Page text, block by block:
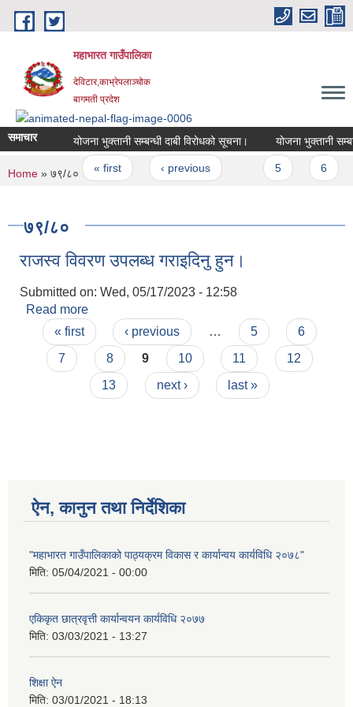
Skip to main content
महाभारत गाउँपालिका
देविटार,काभ्रेपलाञ्चोक
बागमती प्रदेश
समाचार योजना भुक्तानी सम्बन्धी दाबी विरोधको सूचना। योजना भुक्तानी
Pages
« first ‹ previous 5 6
You are here
Home » ७९/८०
७९/८०
राजस्व विवरण उपलब्ध गराइदिनु हुन।
Submitted on: Wed, 05/17/2023 - 12:58
Read more
Pages
« first ‹ previous … 5
6
7
8 9 10 11
12
13
next › last »
ऐन, कानुन तथा निर्देशिका
"महाभारत गाउँपालिकाको पाठ्यक्रम विकास र कार्यान्वय कार्यविधि २०७८"
मिति: 05/04/2021 - 00:00
एकिकृत छात्रवृत्ती कार्यान्वयन कार्यविधि २०७७
मिति: 03/03/2021 - 13:27
शिक्षा ऐन
मिति: 03/01/2021 - 18:13